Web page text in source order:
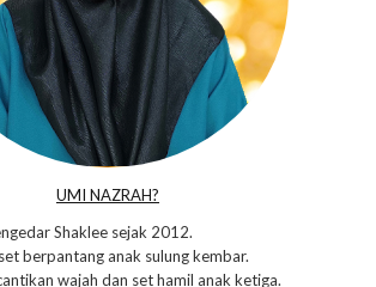
UMI NAZRAH?
Shaklee sejak 2012.
berpantang anak sulung kembar.
wajah dan set hamil anak ketiga.